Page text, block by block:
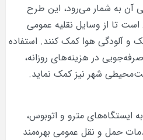
آن به شمار می‌رود، این طرح
تا از وسایل نقلیه عمومی
و آلودگی هوا کمک کنند. استفاده
در هزینه‌های روزانه،
شهر نیز کمک نماید.
ایستگاه‌های مترو و اتوبوس،
حمل و نقل عمومی بهره‌مند